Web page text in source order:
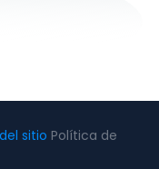
sitio Política de